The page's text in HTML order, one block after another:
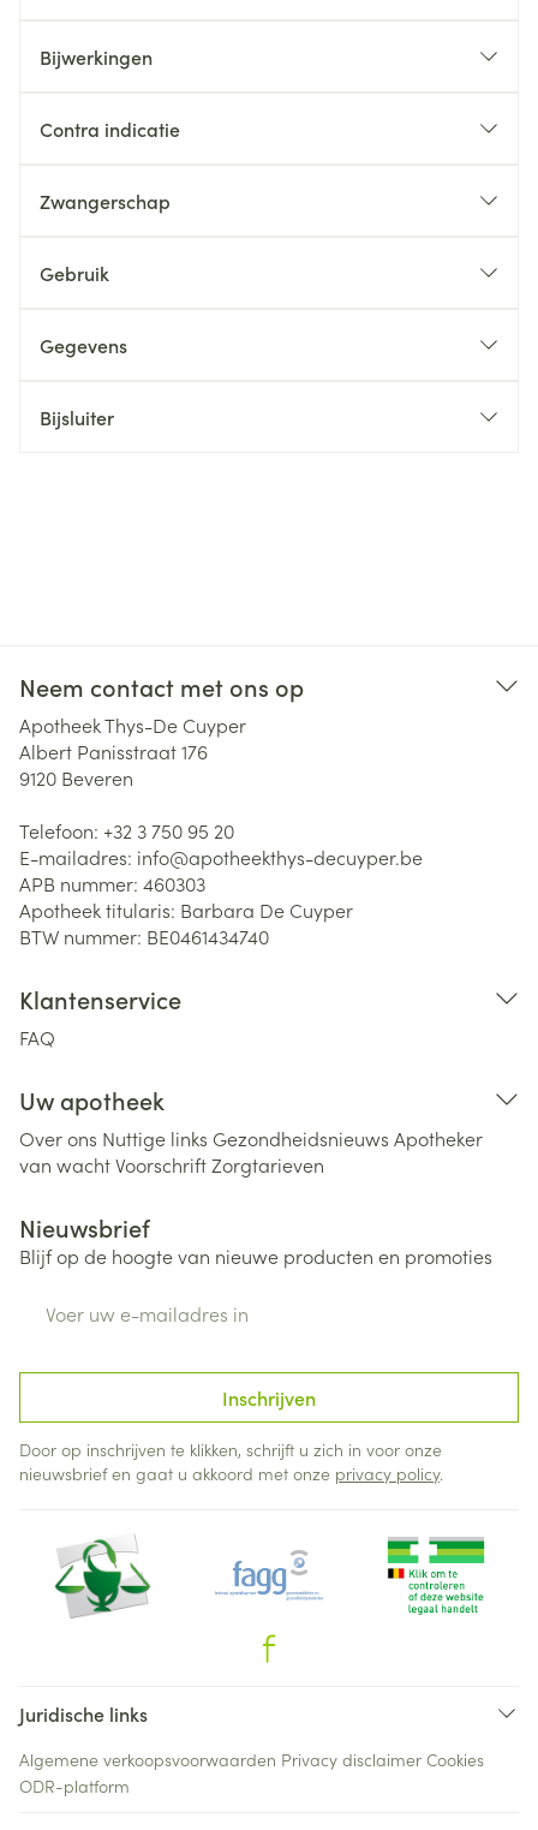
Bijwerkingen
Contra indicatie
Zwangerschap
Gebruik
Gegevens
Bijsluiter
Neem contact met ons op
Apotheek Thys-De Cuyper
Albert Panisstraat 176
9120 Beveren
Telefoon: +32 3 750 95 20
E-mailadres: info@apotheekthys-decuyper.be
APB nummer: 460303
Apotheek titularis: Barbara De Cuyper
BTW nummer: BE0461434740
Klantenservice
FAQ
Uw apotheek
Over ons Nuttige links Gezondheidsnieuws Apotheker
van wachtVoorschriftZorgtarieven
Nieuwsbrief
Blijf op de hoogte van nieuwe producten en promoties
Inschrijven
Door op inschrijven te klikken, schrijft u zich in voor onze
nieuwsbrief en gaat u akkoord met onze privacy policy.
Juridische links
Algemene verkoopsvoorwaarden Privacy disclaimer Cookies
ODR-platform